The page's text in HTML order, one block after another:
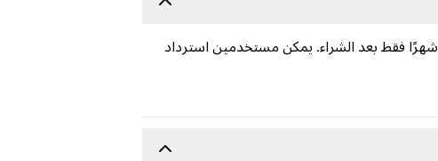
بطاقات هدايا Spotify لدفع ثمن باقة Premium. بطاقات هدايا Spotify صالحة لمدة ١٢ شهرًا فقط بعد الشراء. يمكن مستخدمين استرداد